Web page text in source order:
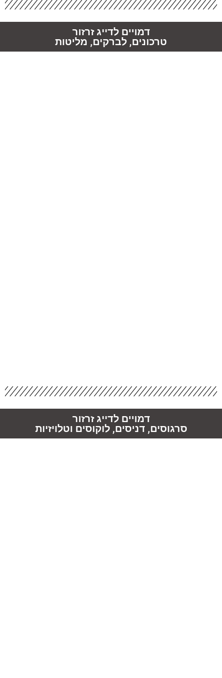
דמויים לדייג זרזור
טרכונים, לברקים, מליטות
דמויים לדייג זרזור
סרגוסים, דניסים, לוקוסים וטלויזיות